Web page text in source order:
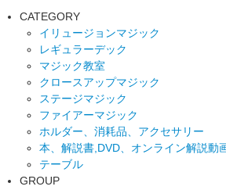
CATEGORY
イリュージョンマジック
レギュラーデック
マジック教室
クロースアップマジック
ステージマジック
ファイアーマジック
ホルダー、消耗品、アク
本、解説書,DVD、オンライン解説動
テーブル
GROUP